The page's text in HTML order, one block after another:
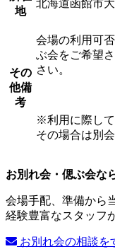
地
北海道函館市
その
他備
考
会場の利用可
ぶ会をご希望
さい。
※利用に際して
その場合は別
お別れ会・偲ぶ会な
会場手配、準備から
経験豊富なスタッフ
お別れ会の相談を